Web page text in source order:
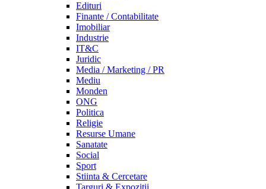
Edituri
Finante / Contabilitate
Imobiliar
Industrie
IT&C
Juridic
Media / Marketing / PR
Mediu
Monden
ONG
Politica
Religie
Resurse Umane
Sanatate
Social
Sport
Stiinta & Cercetare
Targuri & Expozitii